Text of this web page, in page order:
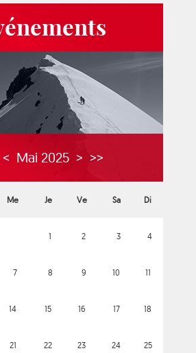
< Mai 2025 > >>
Me Je Ve Sa Di
1 2 3 4
7 8 9 10 11
14 15 16 17 18
21 22 23 24 25